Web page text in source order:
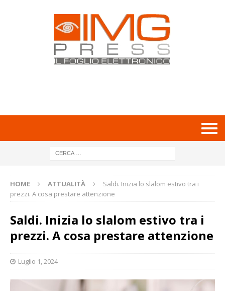
HOME ATTUALITÀ
Saldi. Inizia lo slalom estivo tra i
prezzi. A cosa prestare attenzione
Saldi. Inizia lo slalom estivo tra i
prezzi. A cosa prestare attenzione
Luglio 1, 2024